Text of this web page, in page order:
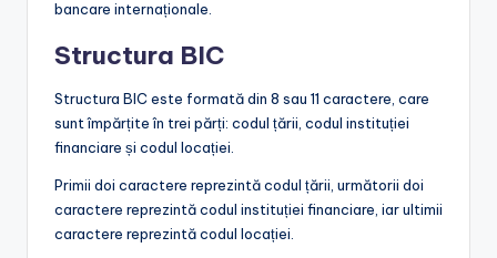
bancare internaționale.
Structura BIC
Structura BIC este formată din 8 sau 11 caractere, care
sunt împărțite în trei părți: codul țării, codul instituției
financiare și codul locației.
Primii doi caractere reprezintă codul țării, următorii doi
caractere reprezintă codul instituției financiare, iar ultimii
caractere reprezintă codul locației.